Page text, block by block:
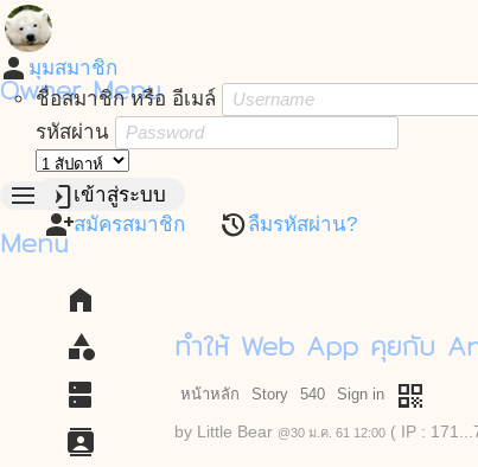
Owner Menu
person มุมสมาชิก
ชื่อสมาชิก หรือ อีเมล์
รหัสผ่าน
loginเข้าสู่ระบบ
person_addสมัครสมาชิก restoreลืมรหัสผ่าน?
menu
Menu
home
category
dns
contacts
ทำให้ Web App คุยกับ
หน้าหลัก Story 540 Sign in qr_code
by Little Bear @30 ม.ค. 61 12:00 ( IP :